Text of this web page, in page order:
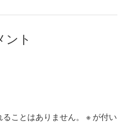
ント
ことはありません。 ※ が付い